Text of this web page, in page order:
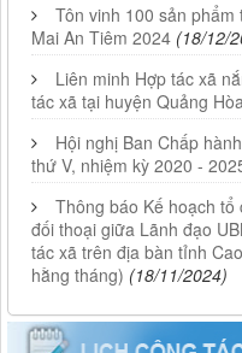
Tôn vinh 100 sản
Mai An Tiêm 2024 (18/12/
Liên minh Hợp tác xã
tác xã tại huyện Quảng Hòa
Hội nghị Ban Chấp
thứ V, nhiệm kỳ 2020 -
Thông báo Kế hoạch
đối thoại giữa Lãnh đạo
tác xã trên địa bàn tỉnh
hằng tháng) (18/11/2024)